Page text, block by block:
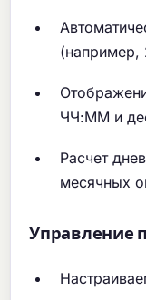
ЧЧ:ММ и
Расчет
месячных
Управление